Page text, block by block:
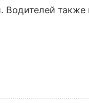
Водителей